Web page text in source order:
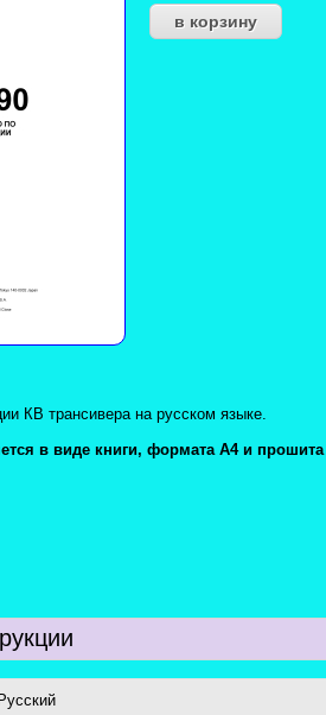
КВ трансивера на русском языке.
в виде книги, формата А4 и
Русский